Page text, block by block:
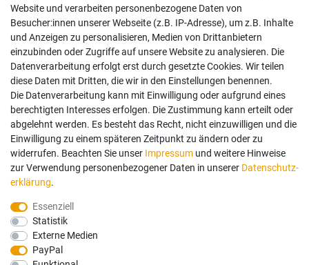
Impressum
AGB
Widerrufsrecht
Datenschutz
Vertrag widerrufen
Mein Konto
Anmelden
Registrieren
Bezahlung und Versand
Wir bieten Ihnen viele Möglichkeiten einer sicheren Bezahlung.
Website und verarbeiten personenbezogene Daten von
Besucher:innen unserer Webseite (z.B. IP-Adresse), um z.B. Inhalte
und Anzeigen zu personalisieren, Medien von Drittanbietern
einzubinden oder Zugriffe auf unsere Website zu analysieren. Die
Datenverarbeitung erfolgt erst durch gesetzte Cookies. Wir teilen
diese Daten mit Dritten, die wir in den Einstellungen benennen.
Die Datenverarbeitung kann mit Einwilligung oder aufgrund eines
berechtigten Interesses erfolgen. Die Zustimmung kann erteilt oder
abgelehnt werden. Es besteht das Recht, nicht einzuwilligen und die
Einwilligung zu einem späteren Zeitpunkt zu ändern oder zu
widerrufen. Beachten Sie unser Impressum und weitere Hinweise
zur Verwendung personenbezogener Daten in unserer Daten­schutz­
erklärung.
Essenziell
Statistik
Externe Medien
PayPal